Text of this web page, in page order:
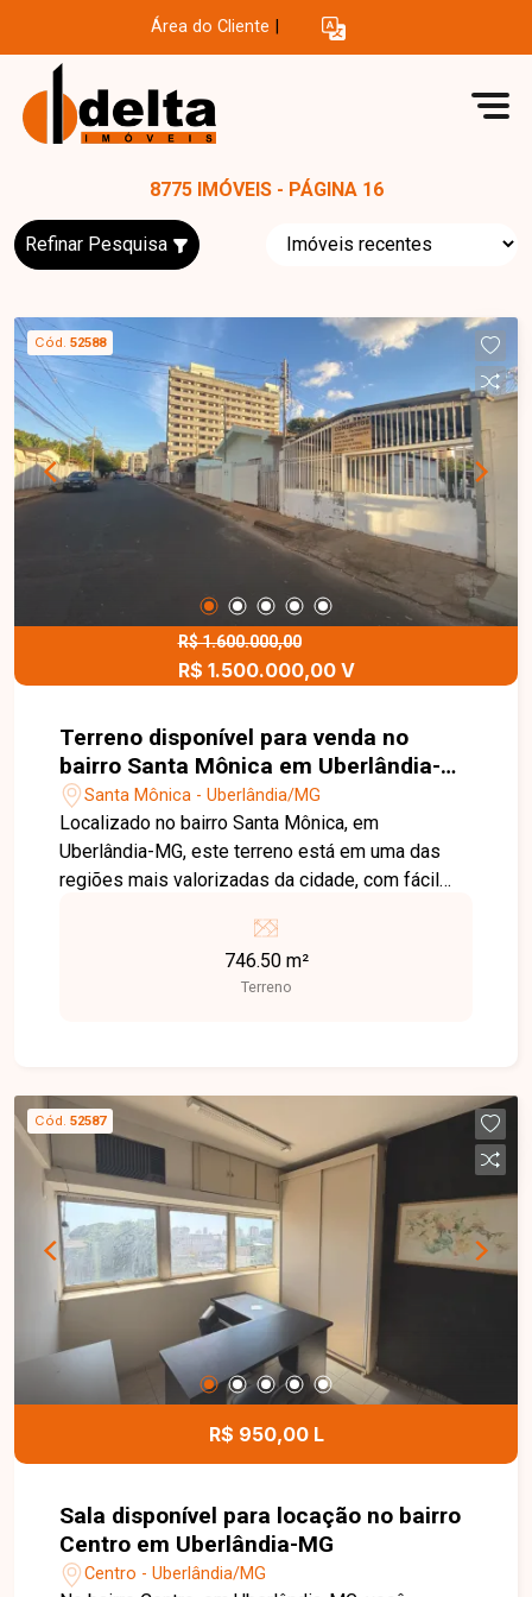
Área do Cliente
8775 IMÓVEIS - PÁGINA 16
Refinar Pesquisa
Cód. 52588
R$ 1.600.000,00
R$ 1.500.000,00 V
Terreno disponível para venda no
bairro Santa Mônica em Uberlândia-
MGSanta Mônica - Uberlândia/MG
Localizado no bairro Santa Mônica, em
Uberlândia-MG, este terreno está em uma das
regiões mais valorizadas da cidade, com fácil
universidades, supermercados, escolas,
farmácias, restaurantes e uma ampla variedade
de comércios e serviços, oferecendo excelente
tornando-se uma excelente opção para novos
empreendimentos residenciais ou comerciais.
Esta é uma excelente oportunidade para
investidores e construtores que buscam um
terreno amplo e bem localizado no bairro Santa
Mônica. Agende uma visita e conheça todos os
detalhes deste imóvel.
746.50 m²
Terreno
Cód. 52587
R$ 950,00 L
Sala disponível para locação no bairro
Centro em Uberlândia-MG
Centro - Uberlândia/MG